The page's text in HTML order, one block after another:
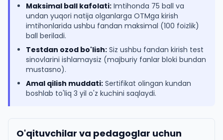
Maksimal ball kafolati: Imtihonda 75 ball va
undan yuqori natija olganlarga OTMga kirish
imtihonlarida ushbu fandan maksimal (100 foizlik)
ball beriladi.
Testdan ozod bo'lish: Siz ushbu fandan kirish test
sinovlarini ishlamaysiz (majburiy fanlar bloki bundan
mustasno).
Amal qilish muddati: Sertifikat olingan kundan
boshlab to'liq 3 yil o'z kuchini saqlaydi.
O'qituvchilar va pedagoglar uchun